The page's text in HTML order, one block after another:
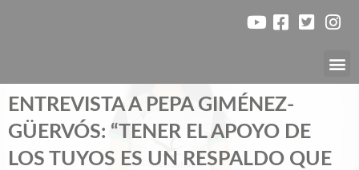
ENTREVISTA A PEPA GIMÉNEZ-
GÜERVÓS: “TENER EL APOYO DE
LOS TUYOS ES UN RESPALDO QUE